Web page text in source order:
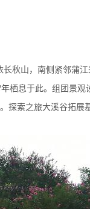
秋山，南侧紧邻蒲
栖息于此。组团景观
探索之旅大溪谷拓展